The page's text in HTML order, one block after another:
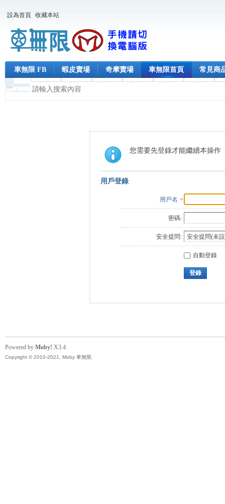
設為首頁 收藏本站
車無限 FB 蝦皮賣場 奇摩賣場 車無限首頁 常見商
您需要先登錄才能繼續本操作
用戶登錄
用戶名
密碼:
安全提問:
自動登錄
登錄
Powered by Moby! X3.4
Copyright © 2010-2021, Moby 車無限.